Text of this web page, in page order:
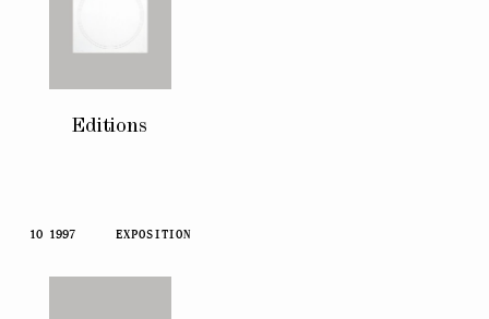
Editions
10 1997 EXPOSITION